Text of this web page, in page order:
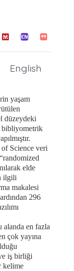
English
yaşam
düzeydeki
bibliyometrik
Science veri
elde
ilgili
makalesi
296
alanda en fazla
çok yayına
iş birliği
kelime